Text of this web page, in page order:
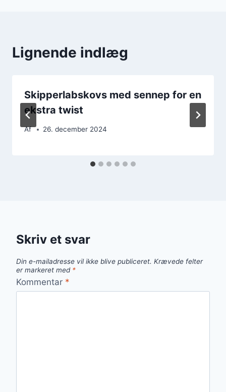
Lignende indlæg
Skipperlabskovs med sennep for en
ekstra twist
Af 26. december 2024
Skriv et svar
Din e-mailadresse vil ikke blive publiceret. Krævede felter
er markeret med *
Kommentar *